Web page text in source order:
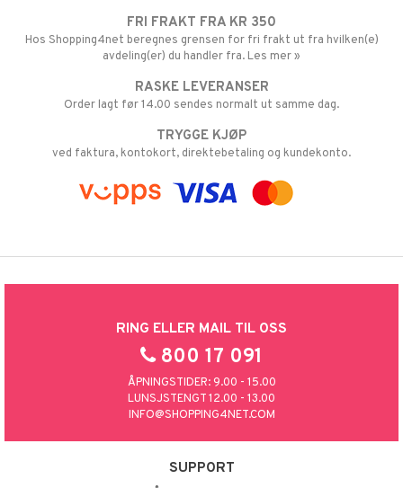
FRI FRAKT FRA KR 350
Hos Shopping4net beregnes grensen for fri frakt ut fra hvilken(e)
avdeling(er) du handler fra. Les mer »
RASKE LEVERANSER
Order lagt før 14.00 sendes normalt ut samme dag.
TRYGGE KJØP
ved faktura, kontokort, direktebetaling og kundekonto.
RING ELLER MAIL TIL OSS
800 17 091
ÅPNINGSTIDER: 9.00 - 15.00
LUNSJSTENGT 12.00 - 13.00
INFO@SHOPPING4NET.COM
SUPPORT